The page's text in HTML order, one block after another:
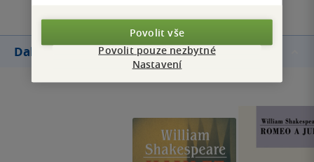
Další knihy autora
Povolit vše
Povolit pouze nezbytné
Nastavení